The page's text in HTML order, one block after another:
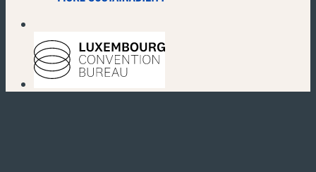
(nouvelle fenêtre)